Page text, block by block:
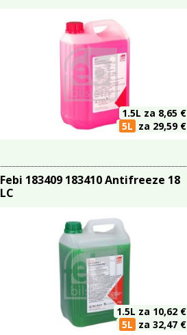
1.5L za 8,65 €
5L za 29,59 €
Febi 183409 183410 Antifreeze 18
LC
1.5L za 10,62 €
5L za 32,47 €